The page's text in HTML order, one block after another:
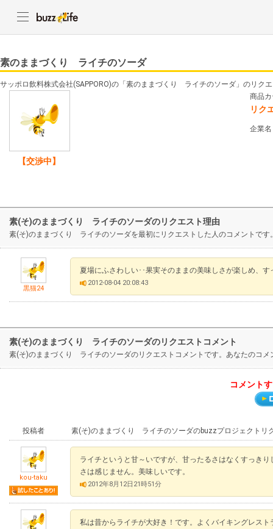
素のままづくり ライチのソーダ
サッポロ飲料株式会社(SAPPORO)の「素のままづくり ライチのソーダ」のリク
【交渉中】
商品
リク
企業
素(そ)のままづくり ライチのソーダのリクエスト理由
素(そ)のままづくり ライチのソーダを最初にリクエストした人のコメントです
黒猫24
夏場にふさわしい･･果実そのままの美味しさが楽しめ、
2012-08-04 20:08:43
素(そ)のままづくり ライチのソーダのリクエストコメント
素(そ)のままづくり ライチのソーダのリクエストコメントです。あなたのコ
コメント
投稿者 素(そ)のままづくり ライチのソーダのbuzzプロジェクトリ
kou-taku
ライチというと甘～いですが、甘ったるさはなくすっき
さは感じません。美味しいです。
2012年8月12日21時51分
私は昔からライチが大好き！です。よくバイキングレス